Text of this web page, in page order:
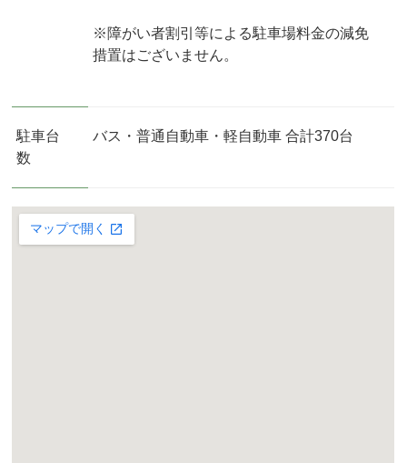
※障がい者割引等による駐車場料金の減免
措置はございません。
駐車台
数
バス・普通自動車・軽自動車 合計370台